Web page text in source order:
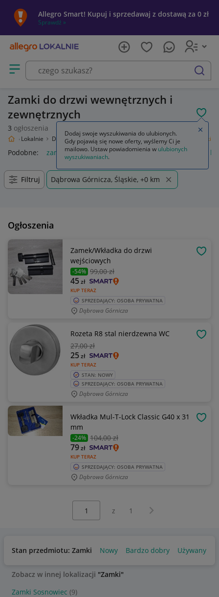
Allegro Smart! Kupuj i sprzedawaj z dostawą za 0 zł
Sprawdź »
Otwórz menu z kategoriami
szukaj
Zamki do drzwi wewnętrznych i
zewnętrznych
3 ogłoszenia
Allegro Lokalnie Dom i Ogród Budownictwo i Akcesoria Drzwi Zamki
Podobne: zamki zamki meblowe zamki do drzwi zamki
Filtruj Dąbrowa Górnicza, Śląskie, +0 km
Ogłoszenia
Zamek/Wkładka do drzwi
wejściowych
-54% 99,00 zł
KUP TERAZ
45zł
SPRZEDAJĄCY: OSOBA PRYWATNA
Dąbrowa Górnicza
Rozeta R8 stal nierdzewna WC
27,00 zł
KUP TERAZ
25zł
STAN: NOWY
SPRZEDAJĄCY: OSOBA PRYWATNA
Dąbrowa Górnicza
Wkładka Mul-T-Lock Classic G40 x 31
mm
-24% 104,00 zł
KUP TERAZ
79zł
SPRZEDAJĄCY: OSOBA PRYWATNA
Dąbrowa Górnicza
z 1 Następna strona
Stan przedmiotu: Zamki Nowy Bardzo dobry Używany
Zobacz w innej lokalizacji "Zamki"
Zamki Sosnowiec (9)
Dodaj swoje wyszukiwania do ulubionych.
Gdy pojawią się nowe oferty, wyślemy Ci je
mailowo. Ustaw powiadomienia w ulubionych
wyszukiwaniach.